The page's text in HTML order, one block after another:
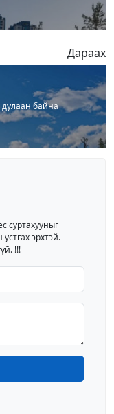
Дараах
дулаан байна
суртахууныг
эрхтэй.
!!!